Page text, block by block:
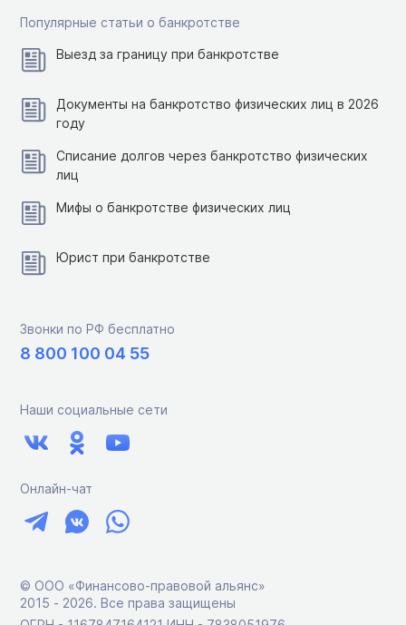
Популярные статьи о банкротстве
Выезд за границу при банкротстве
Документы на банкротство физических лиц в 2026
году
Списание долгов через банкротство физических
лиц
Мифы о банкротстве физических лиц
Юрист при банкротстве
Звонки по РФ бесплатно
8 800 100 04 55
Наши социальные сети
Онлайн-чат
© ООО «Финансово-правовой альянс»
2015 ‑ 2026. Все права защищены